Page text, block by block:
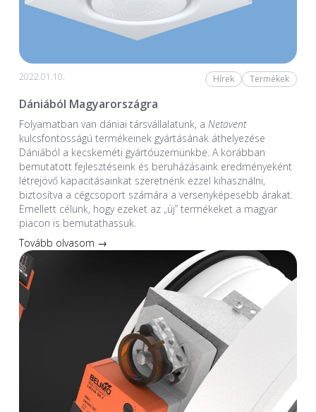
2022.01.10. Hírek Termékek
Dániából Magyarországra
Folyamatban van dániai társvállalatunk, a Netavent
kulcsfontosságú termékeinek gyártásának áthelyezése
Dániából a kecskeméti gyártóüzemünkbe. A korábban
bemutatott fejlesztéseink és beruházásaink eredményeként
létrejövő kapacitásainkat szeretnénk ezzel kihasználni,
biztosítva a cégcsoport számára a versenyképesebb árakat.
Emellett célunk, hogy ezeket az „új” termékeket a magyar
piacon is bemutathassuk.
Tovább olvasom →